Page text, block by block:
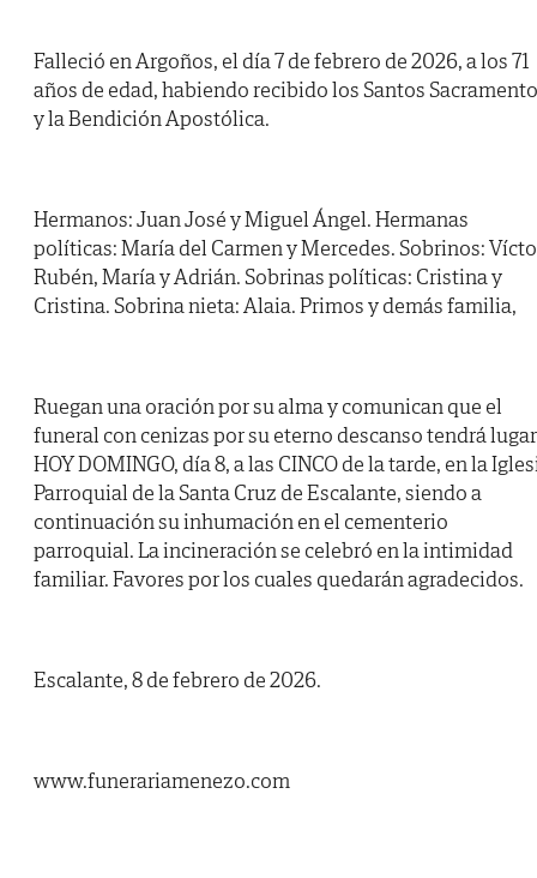
Falleció en Argoños, el día 7 de febrero de 2026, a los 71
años de edad, habiendo recibido los Santos
y la Bendición Apostólica.
Hermanos: Juan José y Miguel Ángel. Hermanas
políticas: María del Carmen y Mercedes. Sobrinos:
Rubén, María y Adrián. Sobrinas políticas: Cristina y
Cristina. Sobrina nieta: Alaia. Primos y demás familia,
Ruegan una oración por su alma y comunican que el
funeral con cenizas por su eterno descanso tendrá lugar
HOY DOMINGO, día 8, a las CINCO de la tarde, en la
Parroquial de la Santa Cruz de Escalante, siendo a
continuación su inhumación en el cementerio
parroquial. La incineración se celebró en la intimidad
familiar. Favores por los cuales quedarán agradecidos.
Escalante, 8 de febrero de 2026.
www.funerariamenezo.com